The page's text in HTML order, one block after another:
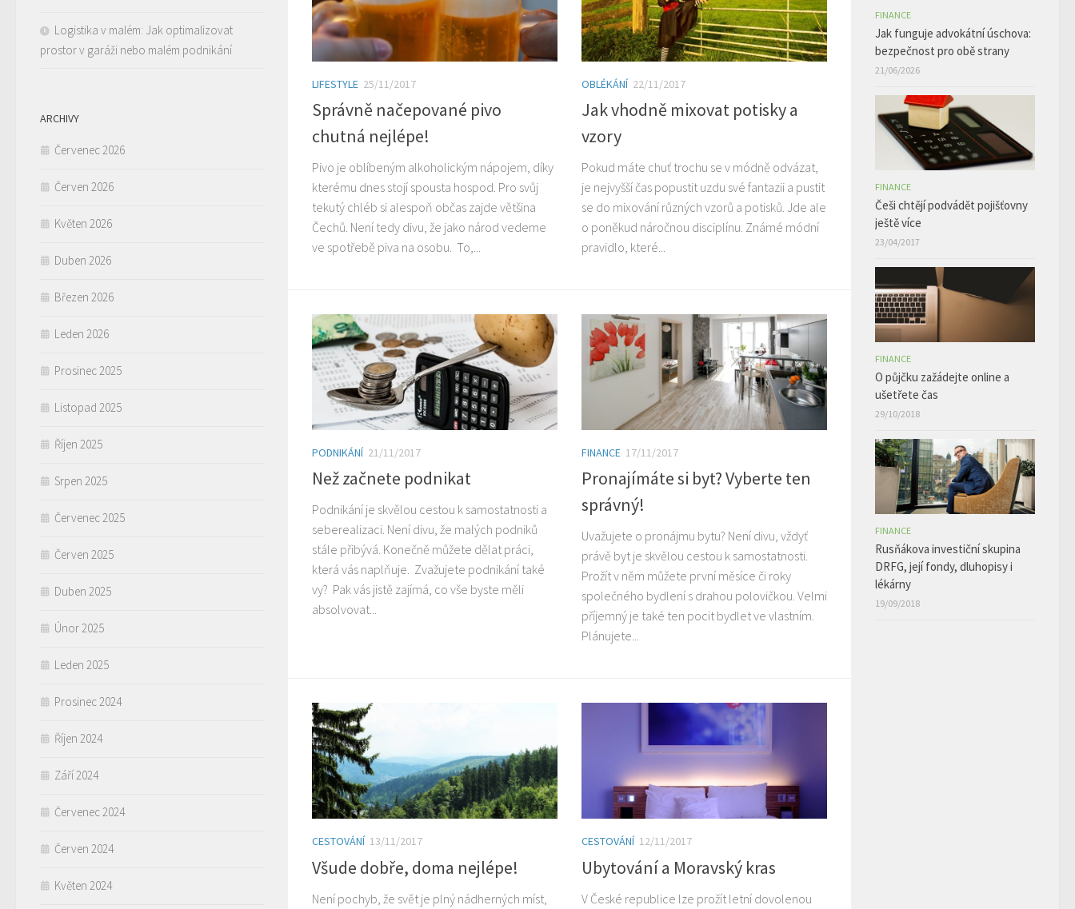
LIFESTYLE 25/11/2017
Správně načepované pivo
chutná nejlépe!
Pivo je oblíbeným alkoholickým nápojem, díky
kterému dnes stojí spousta hospod. Pro svůj
tekutý chléb si alespoň občas zajde většina
Čechů. Není tedy divu, že jako národ vedeme
ve spotřebě piva na osobu. To,...
OBLÉKÁNÍ 22/11/2017
Jak vhodně mixovat potisky a
vzory
Pokud máte chuť trochu se v módně odvázat,
je nejvyšší čas popustit uzdu své fantazii a pustit
se do mixování různých vzorů a potisků. Jde ale
o poněkud náročnou disciplínu. Známé módní
pravidlo, které...
PODNIKÁNÍ 21/11/2017
Než začnete podnikat
Podnikání je skvělou cestou k samostatnosti a
seberealizaci. Není divu, že malých podniků
stále přibývá. Konečně můžete dělat práci,
která vás naplňuje. Zvažujete podnikání také
vy? Pak vás jistě zajímá, co vše byste měli
absolvovat...
FINANCE 17/11/2017
Pronajímáte si byt? Vyberte ten
správný!
Uvažujete o pronájmu bytu? Není divu, vždyť
právě byt je skvělou cestou k samostatnosti.
Prožít v něm můžete první měsíce či roky
společného bydlení s drahou polovičkou. Velmi
příjemný je také ten pocit bydlet ve vlastním.
Plánujete...
CESTOVÁNÍ 13/11/2017
Všude dobře, doma nejlépe!
Není pochyb, že svět je plný nádherných míst,
CESTOVÁNÍ 12/11/2017
Ubytování a Moravský kras
V České republice lze prožít letní dovolenou
Logistika v malém: Jak optimalizovat
prostor v garáži nebo malém podnikání
ARCHIVY
Červenec 2026
Červen 2026
Květen 2026
Duben 2026
Březen 2026
Leden 2026
Prosinec 2025
Listopad 2025
Říjen 2025
Srpen 2025
Červenec 2025
Červen 2025
Duben 2025
Únor 2025
Leden 2025
Prosinec 2024
Říjen 2024
Září 2024
Červenec 2024
Červen 2024
Květen 2024
FINANCE
Jak funguje advokátní úschova:
bezpečnost pro obě strany
21/06/2026
FINANCE
Češi chtějí podvádět pojišťovny
ještě více
23/04/2017
FINANCE
O půjčku zažádejte online a
ušetřete čas
29/10/2018
FINANCE
Rusňákova investiční skupina
DRFG, její fondy, dluhopisy i
lékárny
19/09/2018